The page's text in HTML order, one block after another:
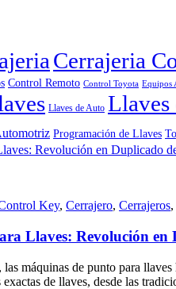
Cerrajeria
Control Remoto Control Toyota Equipos
Llaves de Auto Llaves
Programación de Llaves
Key, Cerrajero, Cerrajeros,
Llaves: Revolución en
máquinas de punto para
de llaves, desde las